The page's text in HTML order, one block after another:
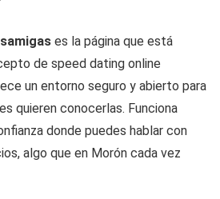
es la página que está
de speed dating online
un entorno seguro y abierto para
quieren conocerlas. Funciona
donde puedes hablar con
algo que en Morón cada vez